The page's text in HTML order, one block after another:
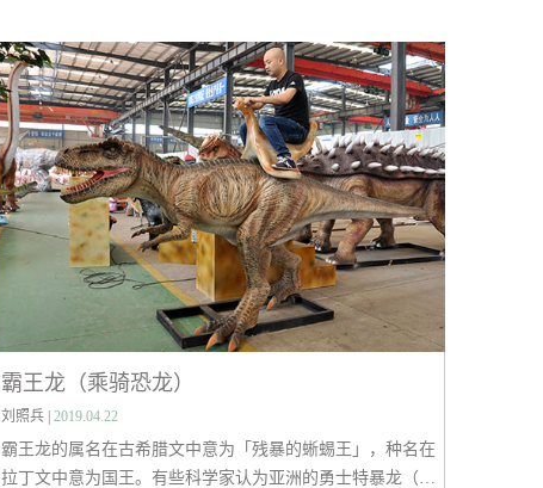
霸王龙（乘骑恐龙）
刘照兵 | 2019.04.22
霸王龙的属名在古希腊文中意为「残暴的蜥蜴王」，种名在
拉丁文中意为国王。有些科学家认为亚洲的勇士特暴龙（Ta